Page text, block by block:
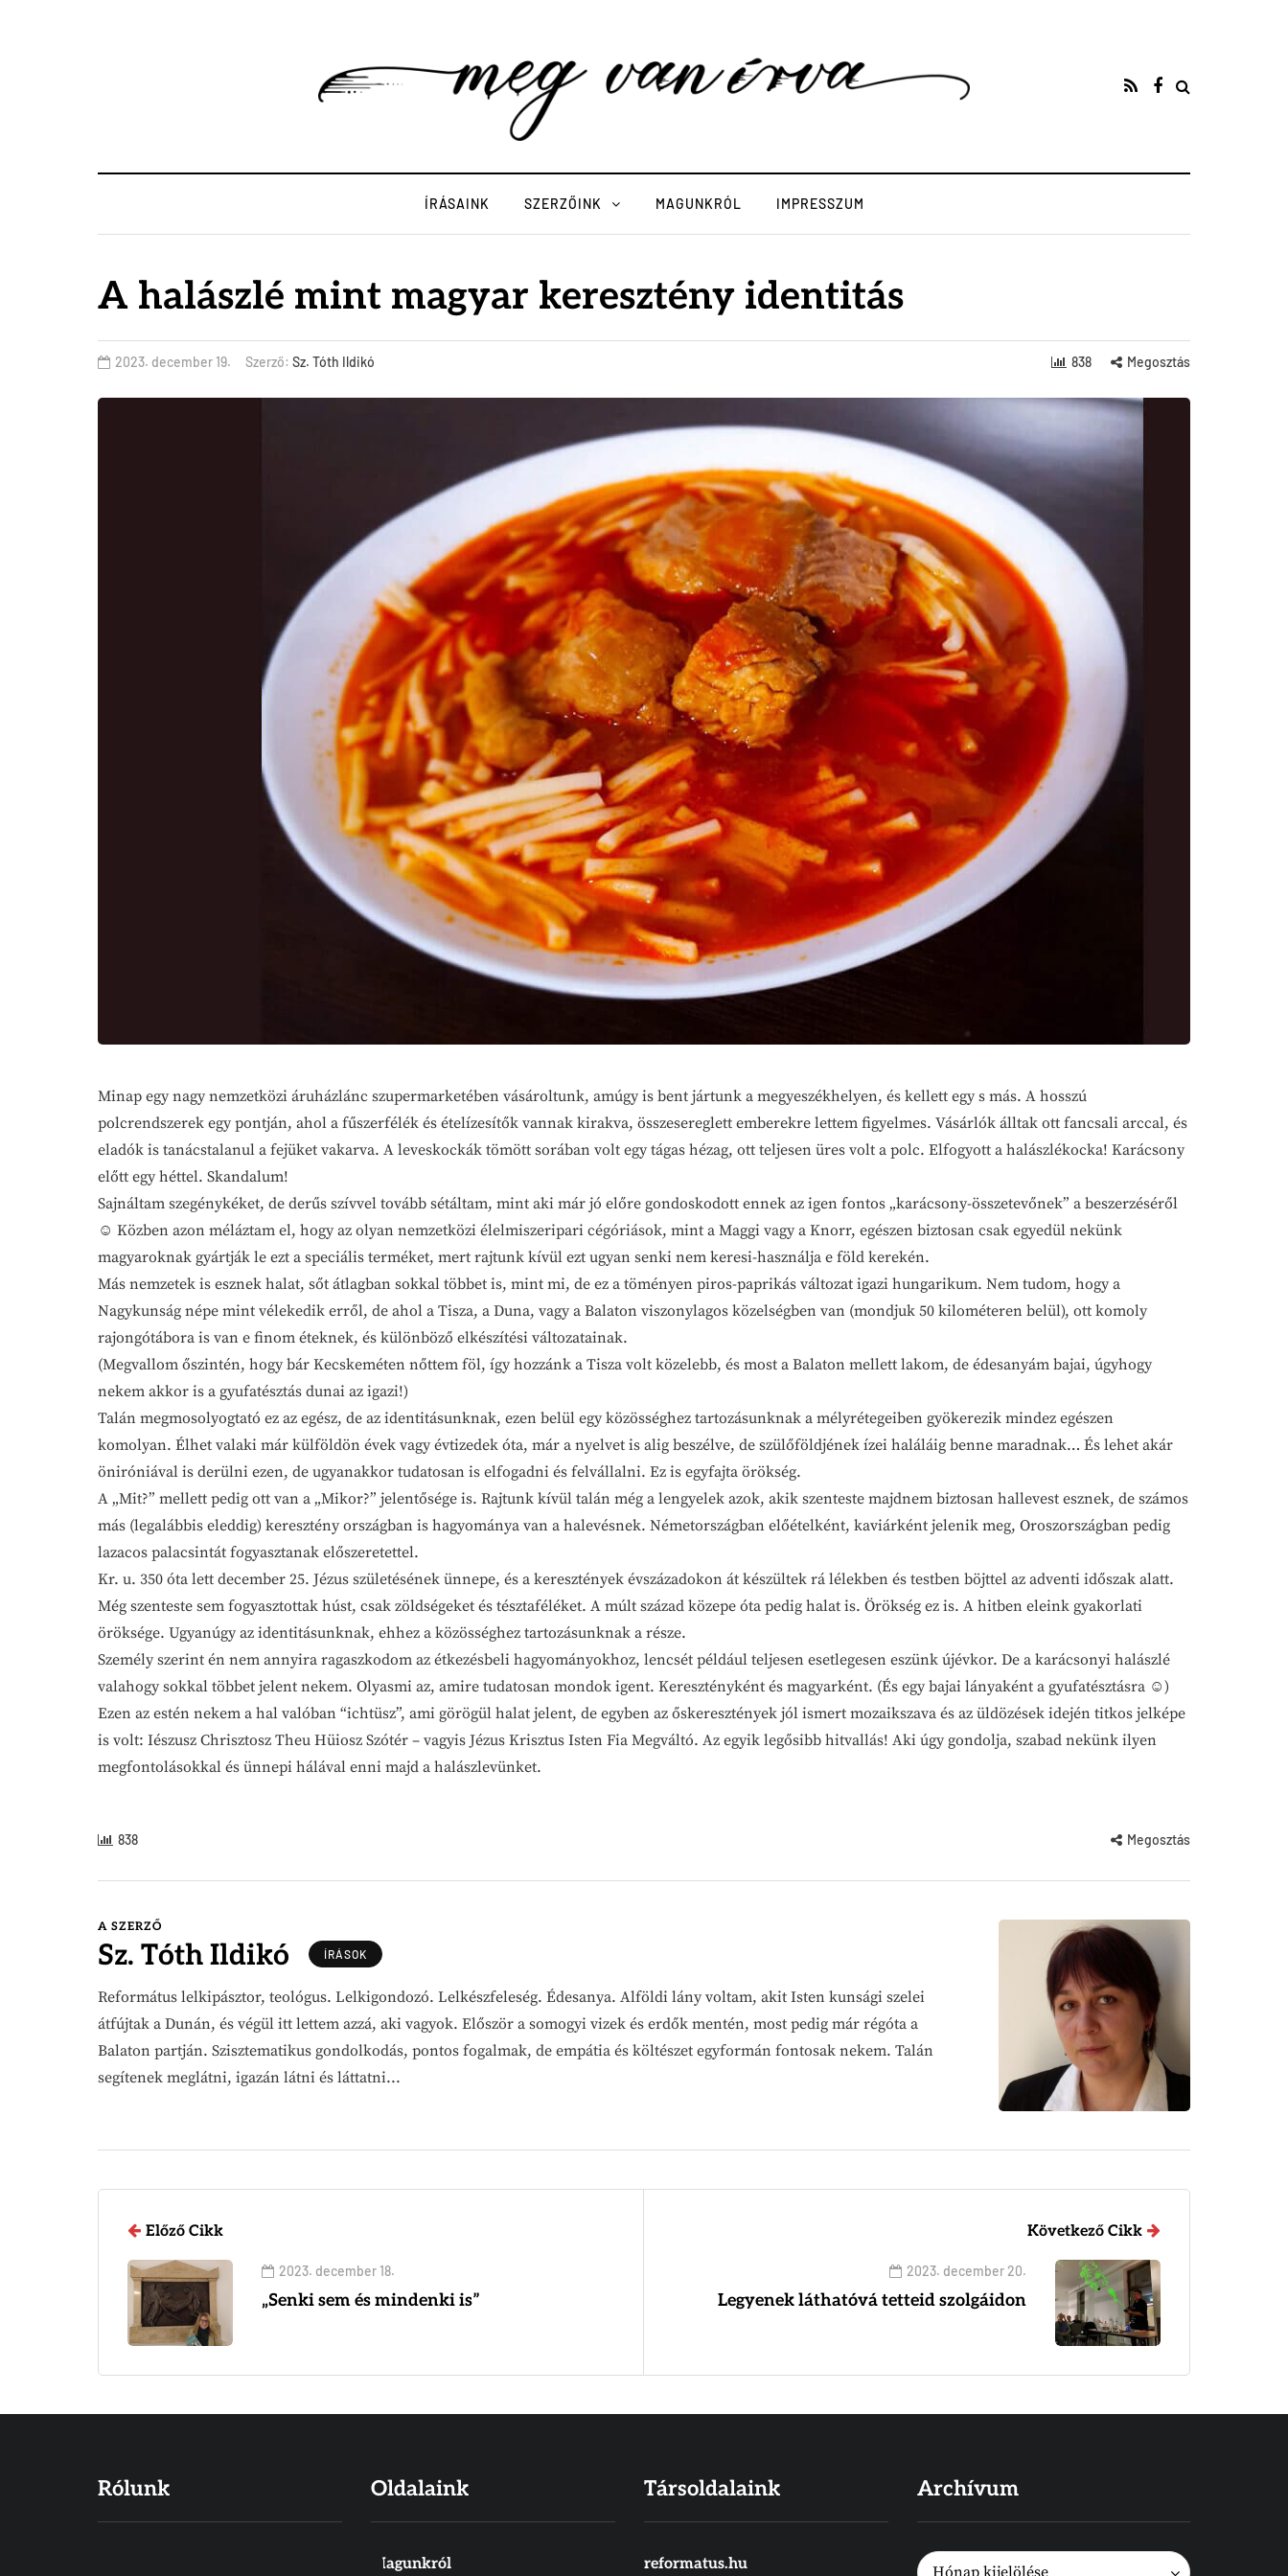
ÍRÁSAINK SZERZŐINK MAGUNKRÓL IMPRESSZUM
A halászlé mint magyar keresztény identitás
2023. december 19. Szerző: Sz. Tóth Ildikó 838 Megosztás
Minap egy nagy nemzetközi áruházlánc szupermarketében vásároltunk, amúgy is bent jártunk a megyeszékhelyen, és kellett egy s más. A hosszú
polcrendszerek egy pontján, ahol a fűszerfélék és ételízesítők vannak kirakva, összesereglett emberekre lettem figyelmes. Vásárlók álltak ott fancsali arccal, és
eladók is tanácstalanul a fejüket vakarva. A leveskockák tömött sorában volt egy tágas hézag, ott teljesen üres volt a polc. Elfogyott a halászlékocka! Karácsony
előtt egy héttel. Skandalum!
Sajnáltam szegénykéket, de derűs szívvel tovább sétáltam, mint aki már jó előre gondoskodott ennek az igen fontos „karácsony-összetevőnek” a beszerzéséről
☺ Közben azon méláztam el, hogy az olyan nemzetközi élelmiszeripari cégóriások, mint a Maggi vagy a Knorr, egészen biztosan csak egyedül nekünk
magyaroknak gyártják le ezt a speciális terméket, mert rajtunk kívül ezt ugyan senki nem keresi-használja e föld kerekén.
Más nemzetek is esznek halat, sőt átlagban sokkal többet is, mint mi, de ez a töményen piros-paprikás változat igazi hungarikum. Nem tudom, hogy a
Nagykunság népe mint vélekedik erről, de ahol a Tisza, a Duna, vagy a Balaton viszonylagos közelségben van (mondjuk 50 kilométeren belül), ott komoly
rajongótábora is van e finom éteknek, és különböző elkészítési változatainak.
(Megvallom őszintén, hogy bár Kecskeméten nőttem föl, így hozzánk a Tisza volt közelebb, és most a Balaton mellett lakom, de édesanyám bajai, úgyhogy
nekem akkor is a gyufatésztás dunai az igazi!)
Talán megmosolyogtató ez az egész, de az identitásunknak, ezen belül egy közösséghez tartozásunknak a mélyrétegeiben gyökerezik mindez egészen
komolyan. Élhet valaki már külföldön évek vagy évtizedek óta, már a nyelvet is alig beszélve, de szülőföldjének ízei haláláig benne maradnak… És lehet akár
öniróniával is derülni ezen, de ugyanakkor tudatosan is elfogadni és felvállalni. Ez is egyfajta örökség.
A „Mit?” mellett pedig ott van a „Mikor?” jelentősége is. Rajtunk kívül talán még a lengyelek azok, akik szenteste majdnem biztosan hallevest esznek, de számos
más (legalábbis eleddig) keresztény országban is hagyománya van a halevésnek. Németországban előételként, kaviárként jelenik meg, Oroszországban pedig
lazacos palacsintát fogyasztanak előszeretettel.
Kr. u. 350 óta lett december 25. Jézus születésének ünnepe, és a keresztények évszázadokon át készültek rá lélekben és testben böjttel az adventi időszak alatt.
Még szenteste sem fogyasztottak húst, csak zöldségeket és tésztaféléket. A múlt század közepe óta pedig halat is. Örökség ez is. A hitben eleink gyakorlati
öröksége. Ugyanúgy az identitásunknak, ehhez a közösséghez tartozásunknak a része.
Személy szerint én nem annyira ragaszkodom az étkezésbeli hagyományokhoz, lencsét például teljesen esetlegesen eszünk újévkor. De a karácsonyi halászlé
valahogy sokkal többet jelent nekem. Olyasmi az, amire tudatosan mondok igent. Keresztényként és magyarként. (És egy bajai lányaként a gyufatésztásra ☺)
Ezen az estén nekem a hal valóban “ichtüsz”, ami görögül halat jelent, de egyben az őskeresztények jól ismert mozaikszava és az üldözések idején titkos jelképe
is volt: Iészusz Chrisztosz Theu Hüiosz Szótér – vagyis Jézus Krisztus Isten Fia Megváltó. Az egyik legősibb hitvallás! Aki úgy gondolja, szabad nekünk ilyen
megfontolásokkal és ünnepi hálával enni majd a halászlevünket.
838 Megosztás
A SZERZŐ
Sz. Tóth Ildikó ÍRÁSOK
Református lelkipásztor, teológus. Lelkigondozó. Lelkészfeleség. Édesanya. Alföldi lány voltam, akit Isten kunsági szelei
átfújtak a Dunán, és végül itt lettem azzá, aki vagyok. Először a somogyi vizek és erdők mentén, most pedig már régóta a
Balaton partján. Szisztematikus gondolkodás, pontos fogalmak, de empátia és költészet egyformán fontosak nekem. Talán
segítenek meglátni, igazán látni és láttatni...
Előző Cikk
2023. december 18.
„Senki sem és mindenki is”
Következő Cikk
2023. december 20.
Legyenek láthatóvá tetteid szolgáidon
Rólunk Oldalaink
Magunkról
Társoldalaink
reformatus.hu
Archívum
Archívum
Hónap kijelölése
Archívum